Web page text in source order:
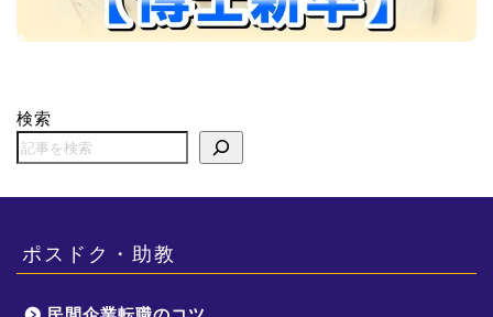
検索
ポスドク・助教